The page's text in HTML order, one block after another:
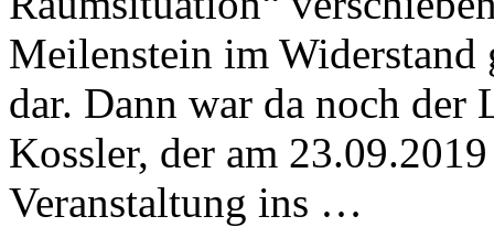
Meilenstein im Widerstand
dar. Dann war da noch
Kossler, der am
Veranstaltung ins …